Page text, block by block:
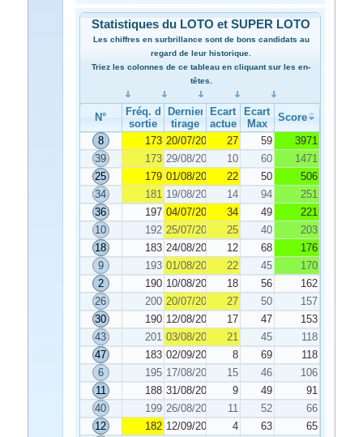
Statistiques du LOTO et SUPER LOTO
Les chiffres en surbrillance sont de bons candidats au
regard de leur historique.
Triez les colonnes de ce tableau en cliquant sur les en-
têtes.
N°
Fréq. de
sortie
Dernier
tirage
Ecart
actuel
Ecart
Max
Score
8
173 20/07/2020 27 59
3971
39
173 29/08/2020 10 60
1471
25
179 01/08/2020 22 50
506
34
181 19/08/2020 14 94
251
36
197 04/07/2020 34 49
221
10
192 25/07/2020 25 40
203
18
183 24/08/2020 12 68
176
9
193 01/08/2020 22 45
170
2
190 10/08/2020 18 56
162
26
200 20/07/2020 27 50
157
30
190 12/08/2020 17 47
153
43
201 03/08/2020 21 45
118
47
183 02/09/2020 8 69
118
6
195 17/08/2020 15 46
106
11
188 31/08/2020 9 49
91
40
199 26/08/2020 11 52
66
12
182 12/09/2020 4 63
65